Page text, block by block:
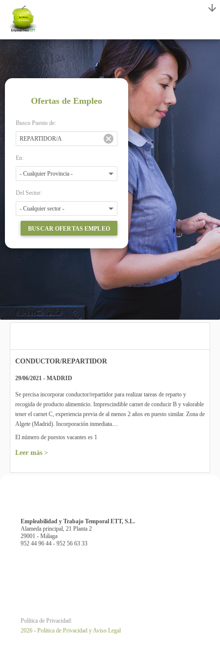
Ofertas de Empleo
Busco Puesto de:
En:
Del Sector:
BUSCAR OFERTAS EMPLEO
CONDUCTOR/REPARTIDOR
29/06/2021 - MADRID
Se precisa incorporar conductor/repartidor para realizar tareas de reparto y
recogida de producto alimenticio. Imprescindible carnet de conducir B y valorable
tener el carnet C, experiencia previa de al menos 2 años en puesto similar. Zona de
Algete (Madrid). Incorporación inmediata....
El número de puestos vacantes es 1
Leer más >
Empleabilidad y Trabajo Temporal ETT, S.L.
Alameda principal, 21 Planta 2
29001 - Málaga
952 44 96 44 - 952 56 63 33
Política de Privacidad:
2026 - Política de Privacidad y Aviso Legal